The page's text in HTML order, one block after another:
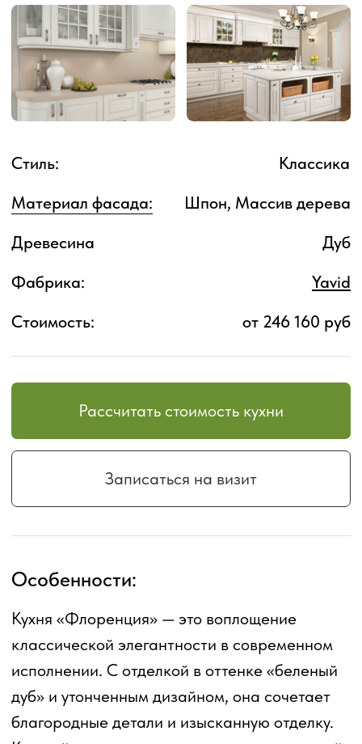
Yavid
Стоимость: от 246 160 руб
Рассчитать стоимость кухни
Фабрика:
Особенности:
классической элегантности в современном
исполнении. С отделкой в оттенке «беленый
дуб» и утонченным дизайном, она сочетает
Каждый элемент кухни продуман до мелочей,
Особенности «Флоренция»:
Элегантные фасады с
фацетированными стеклами, которые
Роскошная отделка с золотой или
группу.
пространство, придавая ему легкость и
светлость.
материалов, включая древесину дуба и MDF
с облицовкой из дубового шпона. Кухня
«Флоренция» легко сочетается с яркими
аксессуарами и фартуками, позволяя